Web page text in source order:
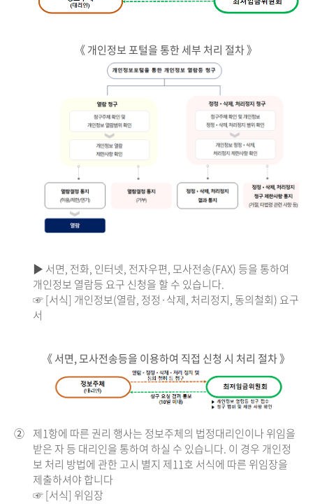
《 개인정보 포털을 통한 세부 처리 절차 》
▶ 서면, 전화, 인터넷, 전자우편, 모사전송(FAX) 등을 통하여
개인정보 열람등 요구 신청을 할 수 있습니다.
☞ [서식] 개인정보(열람, 정정·삭제, 처리정지, 동의철회) 요구
서
《 서면, 모사전송등을 이용하여 직접 신청 시 처리 절차 》
② 제1항에 따른 권리 행사는 정보주체의 법정대리인이나 위임을
받은 자 등 대리인을 통하여 하실 수 있습니다. 이 경우 개인정
보 처리 방법에 관한 고시 별지 제11호 서식에 따른 위임장을
제출하셔야 합니다
☞ [서식] 위임장